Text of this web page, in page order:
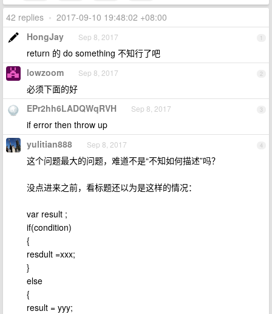
42 replies • 2017-09-10 19:48:02 +08:00
1
HongJay Sep 8, 2017
return 的 do something 不知行了吧
2
lowzoom Sep 8, 2017
必须下面的好
3
EPr2hh6LADQWqRVH Sep 8, 2017
if error then throw up
4
yulitian888 Sep 8, 2017
这个问题最大的问题，难道不是“不知如何描述”吗？
没点进来之前，看标题还以为是这样的情况：
var result ;
if(condition)
{
resdult =xxx;
}
else
{
result = yyy;